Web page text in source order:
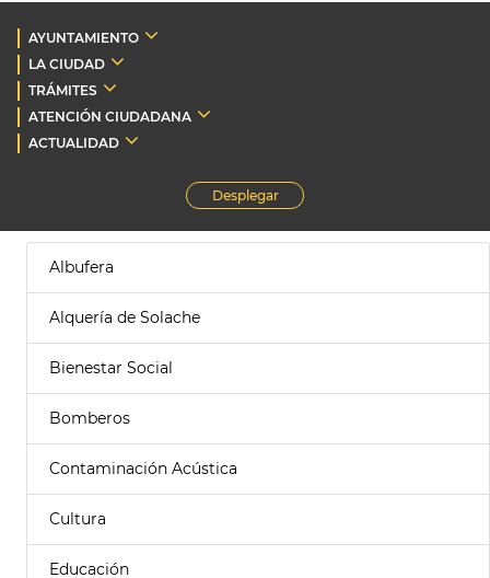
AYUNTAMIENTO
LA CIUDAD
TRÁMITES
ATENCIÓN CIUDADANA
ACTUALIDAD
Desplegar
Albufera
Alquería de Solache
Bienestar Social
Bomberos
Contaminación Acústica
Cultura
Educación